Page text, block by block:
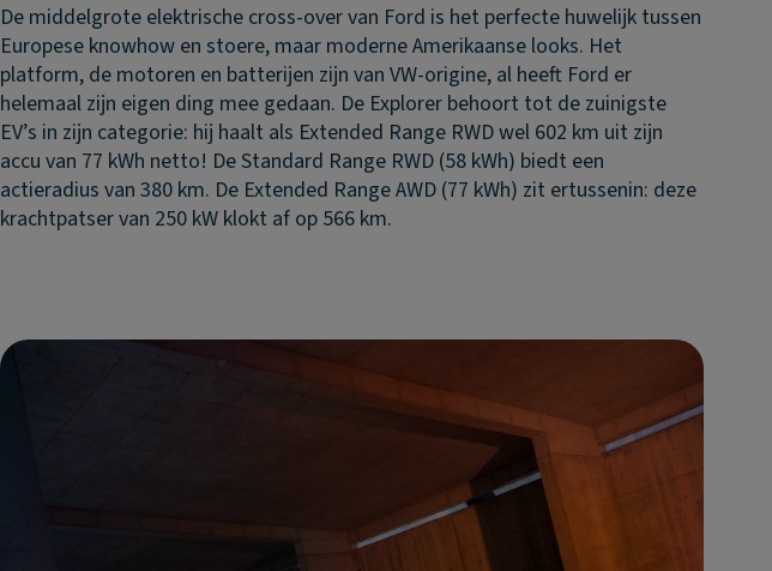
De middelgrote elektrische cross-over van Ford is het perfecte huwelijk tussen
Europese knowhow en stoere, maar moderne Amerikaanse looks. Het
platform, de motoren en batterijen zijn van VW-origine, al heeft Ford er
helemaal zijn eigen ding mee gedaan. De Explorer behoort tot de zuinigste
EV’s in zijn categorie: hij haalt als Extended Range RWD wel 602 km uit zijn
accu van 77 kWh netto! De Standard Range RWD (58 kWh) biedt een
actieradius van 380 km. De Extended Range AWD (77 kWh) zit ertussenin: deze
krachtpatser van 250 kW klokt af op 566 km.